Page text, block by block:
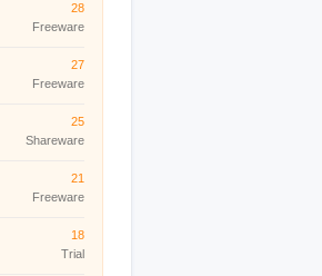
28
Freeware
27
Freeware
25
Shareware
21
Freeware
18
Trial